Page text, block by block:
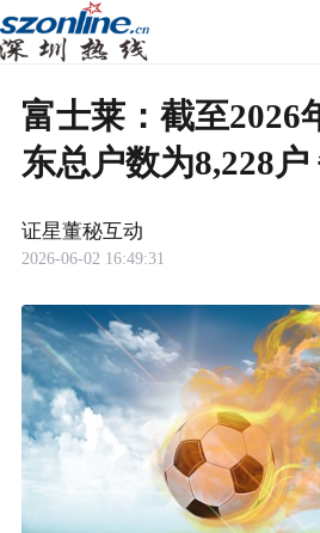
富士莱：截至2026
东总户数为8,228
证星董秘互动
2026-06-02 16:49:31